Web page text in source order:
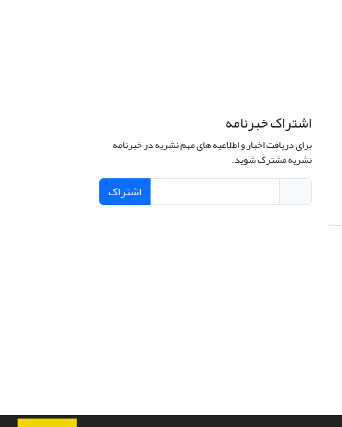
اشتراک خبرنامه
برای دریافت اخبار و اطلاعیه های مهم نشریه در خبرنامه
نشریه مشترک شوید.
اشتراک